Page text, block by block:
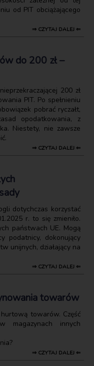
od PIT obciążającego
⇒ CZYTAJ DALEJ ⇐
do 200 zł –
200 zł
PIT. Po spełnieniu
pobrać ryczałt,
opodatkowania, z
Niestety, nie zawsze
⇒ CZYTAJ DALEJ ⇐
dotychczas korzystać
r. to się zmieniło.
państwach UE. Mogą
podatnicy, dokonujący
unijnych, działający na
⇒ CZYTAJ DALEJ ⇐
towarów
towarów. Część
magazynach innych
⇒ CZYTAJ DALEJ ⇐